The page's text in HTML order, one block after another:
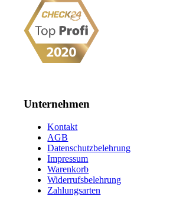
Unternehmen
Kontakt
AGB
Datenschutzbelehrung
Impressum
Warenkorb
Widerrufsbelehrung
Zahlungsarten